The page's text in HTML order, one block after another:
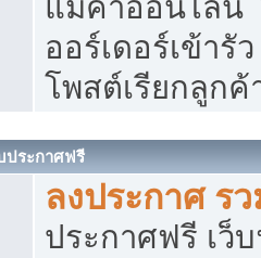
แม่ค้าออนไลน์
ออร์เดอร์เข้ารั
โพสต์เรียกลูกค้
ประกาศฟรี
ลงประกาศ ร
ประกาศฟรี เว็